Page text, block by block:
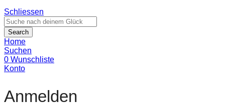
Schliessen
Search
Home
Suchen
0 Wunschliste
Konto
Anmelden